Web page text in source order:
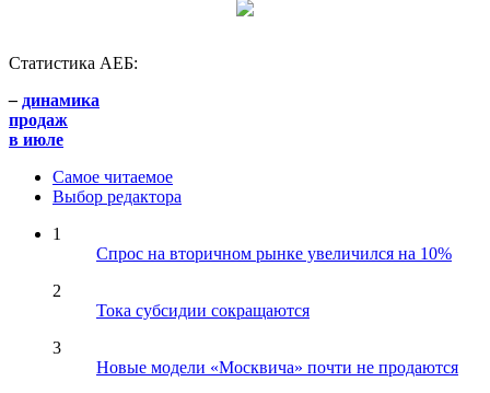
Статистика АЕБ:
– динамика
продаж
в июле
Самое читаемое
Выбор редактора
1
Спрос на вторичном рынке увеличился на 10%
2
Тока субсидии сокращаются
3
Новые модели «Москвича» почти не продаются